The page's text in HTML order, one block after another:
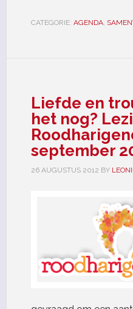
CATEGORIE: AGENDA,
Liefde en
het nog?
september
26 AUGUSTUS 2012 BY